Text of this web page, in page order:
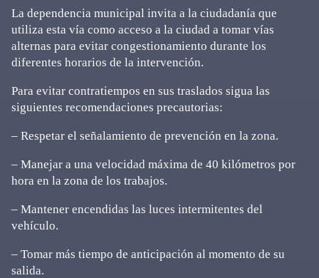
La dependencia municipal invita a la ciudadanía que
utiliza esta vía como acceso a la ciudad a tomar vías
alternas para evitar congestionamiento durante los
diferentes horarios de la intervención.
Para evitar contratiempos en sus traslados sigua las
siguientes recomendaciones precautorias:
– Respetar el señalamiento de prevención en la zona.
– Manejar a una velocidad máxima de 40 kilómetros por
hora en la zona de los trabajos.
– Mantener encendidas las luces intermitentes del
vehículo.
– Tomar más tiempo de anticipación al momento de su
salida.